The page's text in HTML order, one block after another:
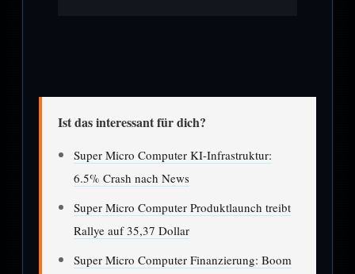
Ist das interessant für dich?
Super Micro Computer KI-Infrastruktur:
6.5% Crash nach News
Super Micro Computer Produktlaunch treibt
Rallye auf 35,37 Dollar
Super Micro Computer Finanzierung: Boom